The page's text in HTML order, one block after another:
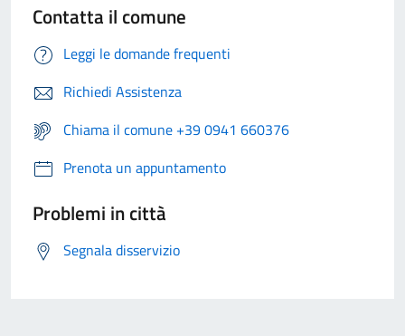
Contatta il comune
Leggi le domande frequenti
Richiedi Assistenza
Chiama il comune +39 0941 660376
Prenota un appuntamento
Problemi in città
Segnala disservizio